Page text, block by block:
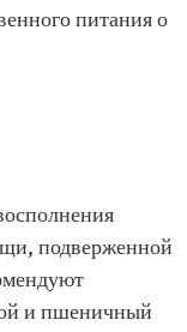
питания о
подверженной
и пшеничный